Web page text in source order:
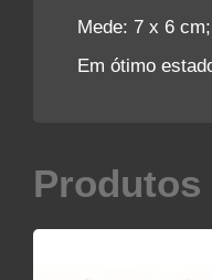
Mede: 7 x 6 cm;
Em ótimo